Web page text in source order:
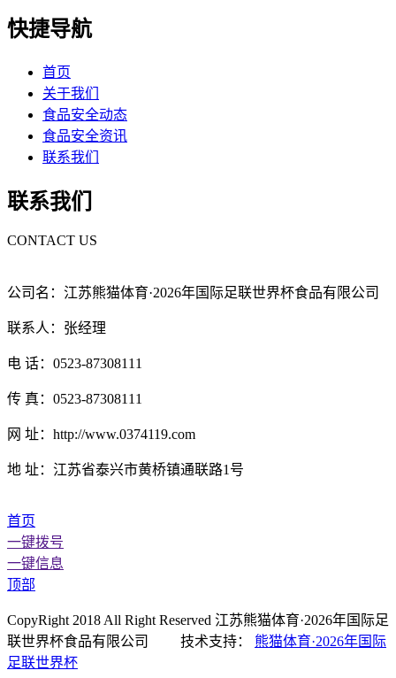
快捷导航
首页
关于我们
食品安全动态
食品安全资讯
联系我们
联系我们
CONTACT US
公司名：江苏熊猫体育·2026年国际足联世界杯食品有限公司
联系人：张经理
电 话：0523-87308111
传 真：0523-87308111
网 址：http://www.0374119.com
地 址：江苏省泰兴市黄桥镇通联路1号
首页
一键拨号
一键信息
顶部
CopyRight 2018 All Right Reserved 江苏熊猫体育·2026年国际足
联世界杯食品有限公司 技术支持： 熊猫体育·2026年国际
足联世界杯